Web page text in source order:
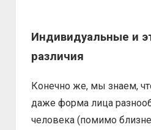
Индивидуальные и
различия
Конечно же, мы знаем,
даже форма лица
человека (помимо